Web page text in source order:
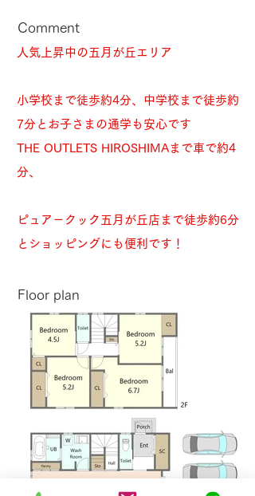
Comment
人気上昇中の五月が丘エリア
小学校まで徒歩約4分、中学校まで徒歩約
7分とお子さまの通学も安心です
THE OUTLETS HIROSHIMAまで車で約4
分、
ピュア－クック五月が丘店まで徒歩約6分
とショッピングにも便利です！
​Floor plan